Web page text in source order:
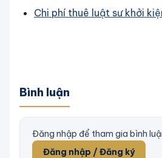
Chi phí thuê luật sư khởi
Bình luận
Đăng nhập để tham gia bình
Đăng nhập / Đăng ký